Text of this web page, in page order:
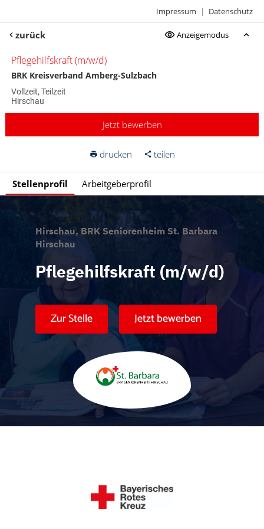
Impressum | Datenschutz
zurück Anzeigemodus
Pflegehilfskraft (m/w/d)
BRK Kreisverband Amberg-Sulzbach
Vollzeit, Teilzeit
Hirschau
Jetzt bewerben
drucken teilen
Stellenprofil Arbeitgeberprofil
Karte anzeigen